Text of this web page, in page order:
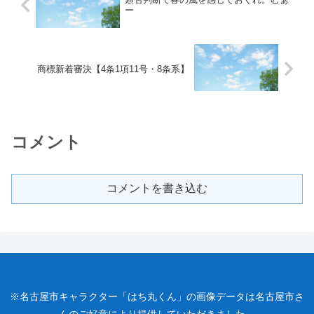
ー
商標新着審決【4条1項11号・8条系】
コメント
コメントを書き込む
※名古屋市キャラクター「はち丸くん」の画像データは名古屋市さ